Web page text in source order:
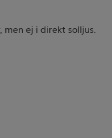
men ej i direkt solljus.